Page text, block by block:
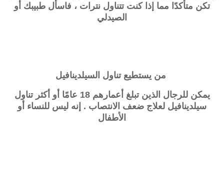
تكن متأكدًا مما إذا كنت تتناول نترات ، فاسأل طبيبك أو
الصيدلي
من يستطيع تناول السيلدينافيل
يمكن للرجال الذين تبلغ أعمارهم 18 عامًا أو أكثر تناول
سيلدينافيل لعلاج ضعف الانتصاب . إنه ليس للنساء أو
الأطفال